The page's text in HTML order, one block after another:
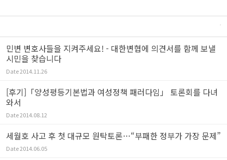
민변 변호사들을 지켜주세요! - 대한변협에 의견서를 함께 보낼
시민을 찾습니다
Date2014.11.26
[후기]「양성평등기본법과 여성정책 패러다임」 토론회를 다녀
와서
Date2014.08.12
세월호 사고 후 첫 대규모 원탁토론…“부패한 정부가 가장 문제”
Date2014.06.05